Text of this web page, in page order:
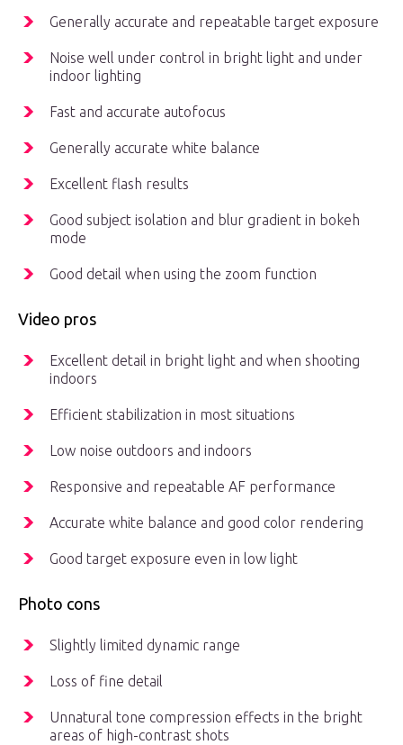
Generally accurate and repeatable target exposure
Noise well under control in bright light and under
indoor lighting
Fast and accurate autofocus
Generally accurate white balance
Excellent flash results
Good subject isolation and blur gradient in bokeh
mode
Good detail when using the zoom function
Video pros
Excellent detail in bright light and when shooting
indoors
Efficient stabilization in most situations
Low noise outdoors and indoors
Responsive and repeatable AF performance
Accurate white balance and good color rendering
Good target exposure even in low light
Photo cons
Slightly limited dynamic range
Loss of fine detail
Unnatural tone compression effects in the bright
areas of high-contrast shots